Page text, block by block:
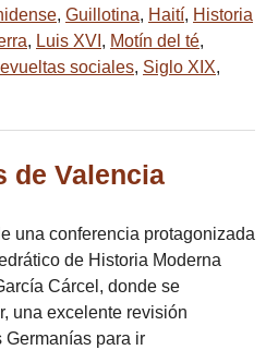
, Guillotina, Haití, Historia
, Luis XVI , Motín del té,
sociales, Siglo XIX,
de Valencia
una conferencia protagonizada
de Historia Moderna
Cárcel, donde se
una excelente revisión
Germanías para ir